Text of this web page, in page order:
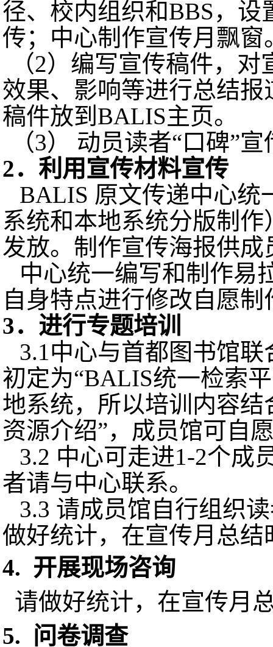
径、校内组织和BBS，设
传；中心制作宣传月飘窗
（2）编写宣传稿件，对
效果、影响等进行总结
稿件放到 BALIS主页。
（3）
动员读者“口碑”宣
2．利用宣传材料宣传
BALIS 原文传递中心统
系统和本地系统分版制作
发放。制作宣传海报供成
中心统一编写和制作易
自身特点进行修改自愿制
3．进行专题培训
3.1中心与首都图书馆
初定为“BALIS统一检索
地系统，所以培训内容
资源介绍”，成员馆可自
3.2 中心可走进1-2个成
者请与中心联系。
3.3 请成员馆自行组织
做好统计，在宣传月总结
4. 开展现场咨询
请做好统计，在宣传月
5. 问卷调查